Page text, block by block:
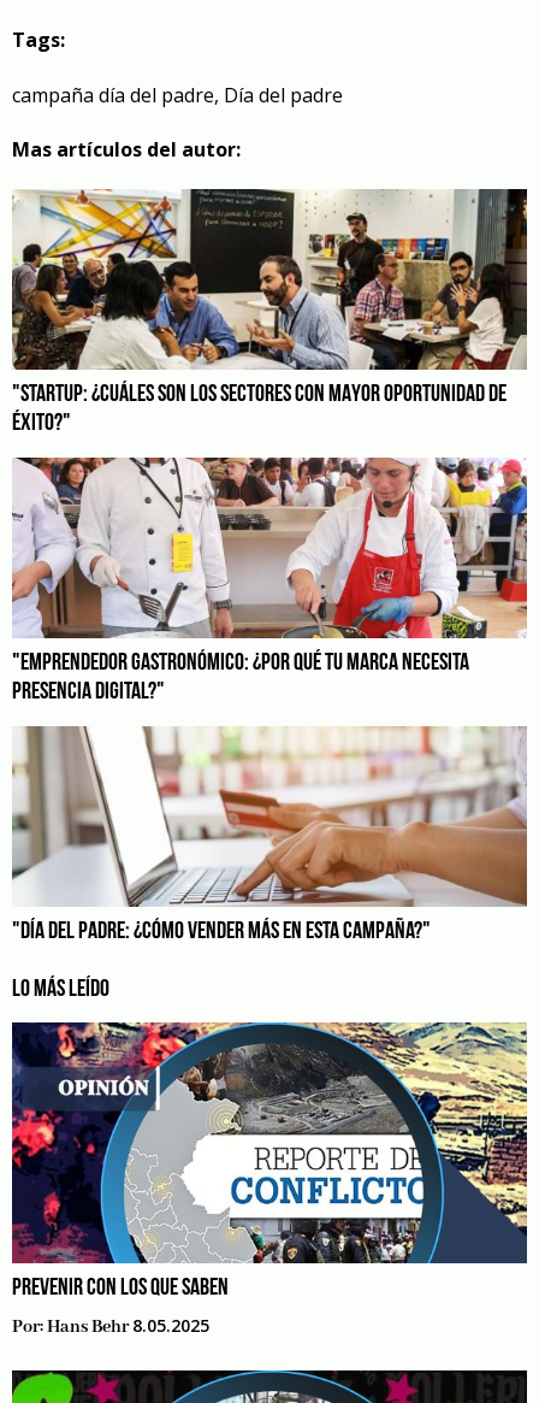
Tags:
campaña día del padre, Día del padre
Mas artículos del autor:
"STARTUP: ¿CUÁLES SON LOS SECTORES CON MAYOR OPORTUNIDAD DE
ÉXITO?"
"EMPRENDEDOR GASTRONÓMICO: ¿POR QUÉ TU MARCA NECESITA
PRESENCIA DIGITAL?"
"DÍA DEL PADRE: ¿CÓMO VENDER MÁS EN ESTA CAMPAÑA?"
LO MÁS LEÍDO
PREVENIR CON LOS QUE SABEN
Por:Hans Behr 8.05.2025